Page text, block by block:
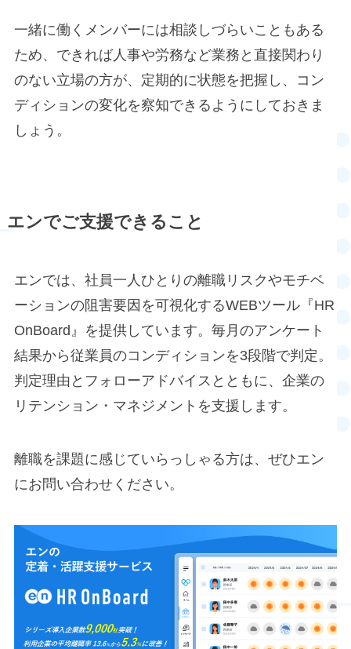
一緒に働くメンバーには相談しづらいこともある
ため、できれば人事や労務など業務と直接関わり
のない立場の方が、定期的に状態を把握し、コン
ディションの変化を察知できるようにしておきま
しょう。
エンでご支援できること
エンでは、社員一人ひとりの離職リスクやモチベ
ーションの阻害要因を可視化するWEBツール『HR
OnBoard』を提供しています。毎月のアンケート
結果から従業員のコンディションを3段階で判定。
判定理由とフォローアドバイスとともに、企業の
リテンション・マネジメントを支援します。
離職を課題に感じていらっしゃる方は、ぜひエン
にお問い合わせください。